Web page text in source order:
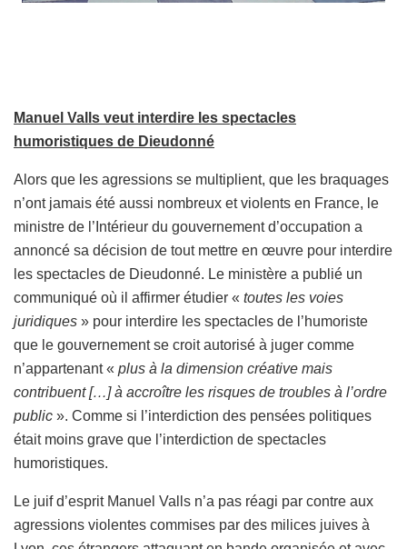
Manuel Valls veut interdire les spectacles
humoristiques de Dieudonné
Alors que les agressions se multiplient, que les braquages
n’ont jamais été aussi nombreux et violents en France, le
ministre de l’Intérieur du gouvernement d’occupation a
annoncé sa décision de tout mettre en œuvre pour interdire
les spectacles de Dieudonné. Le ministère a publié un
communiqué où il affirmer étudier « toutes les voies
juridiques » pour interdire les spectacles de l’humoriste
que le gouvernement se croit autorisé à juger comme
n’appartenant « plus à la dimension créative mais
contribuent […] à accroître les risques de troubles à l’ordre
public ». Comme si l’interdiction des pensées politiques
était moins grave que l’interdiction de spectacles
humoristiques.
Le juif d’esprit Manuel Valls n’a pas réagi par contre aux
agressions violentes commises par des milices juives à